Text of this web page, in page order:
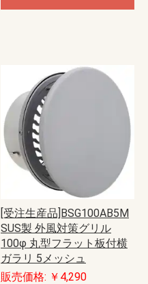
[受注生産品]BSG100AB5M
SUS製 外風対策グリル
100φ 丸型フラット板付横
ガラリ 5メッシュ
販売価格: ￥4,290